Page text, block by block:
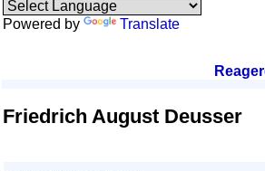
Powered by Translate
Friedrich August Deusser